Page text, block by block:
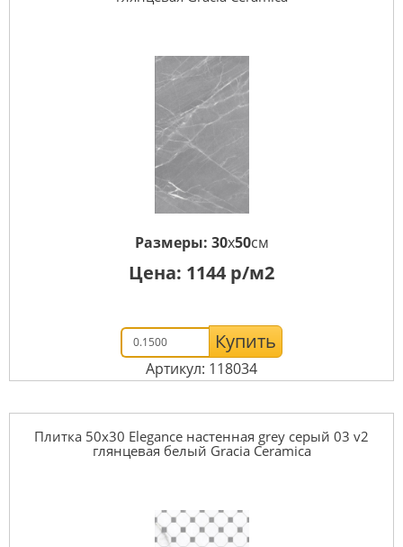
Размеры: 30x50см
Цена: 1144 р/м2
Купить
Артикул: 118034
Плитка 50x30 Elegance настенная grey серый 03 v2
глянцевая белый Gracia Ceramica